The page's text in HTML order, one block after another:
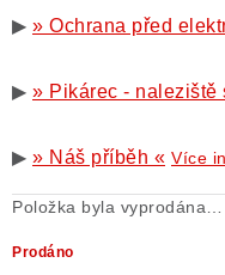
▶ » Ochrana před
▶ » Pikárec - naleziště
▶ » Náš příběh « Více
Položka byla vyprodána…
Prodáno